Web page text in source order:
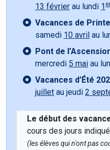
13 février au lundi 1
Vacances de
samedi 10 avril au
Pont de
mercredi 5 mai au
Vacances d’Été
juillet au jeudi 2
Le début des
cours des jours
(les élèves qui n'ont pas